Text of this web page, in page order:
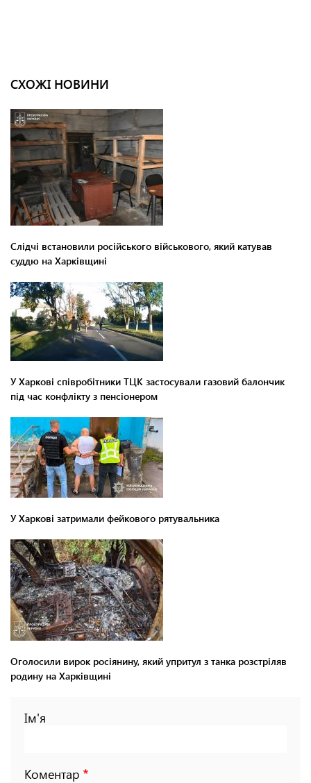
СХОЖІ НОВИНИ
Слідчі встановили російського військового, який катував
суддю на Харківщині
У Харкові співробітники ТЦК застосували газовий балончик
під час конфлікту з пенсіонером
У Харкові затримали фейкового рятувальника
Оголосили вирок росіянину, який упритул з танка розстріляв
родину на Харківщині
Ім'я
Коментар